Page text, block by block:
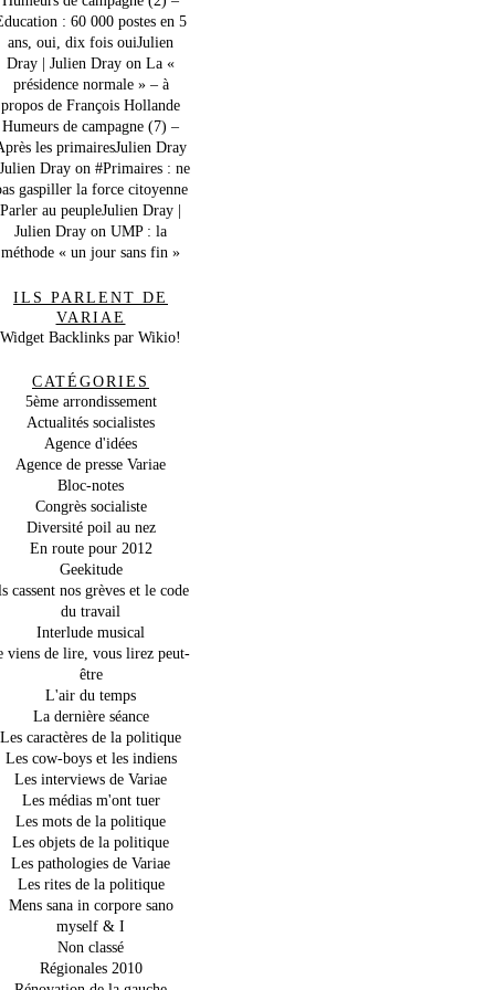
: 60 000 postes en 5
ans, oui, dix fois ouiJulien
Dray | Julien Dray on La «
présidence normale » – à
propos de François Hollande
Humeurs de campagne (7) –
les primairesJulien Dray
Dray on #Primaires : ne
gaspiller la force citoyenne
Parler au peupleJulien Dray |
Julien Dray on UMP : la
méthode « un jour sans fin »
ILS PARLENT DE
VARIAE
Widget Backlinks par Wikio!
CATÉGORIES
5ème arrondissement
Actualités socialistes
Agence d'idées
Agence de presse Variae
Bloc-notes
Congrès socialiste
Diversité poil au nez
En route pour 2012
Geekitude
cassent nos grèves et le code
du travail
Interlude musical
viens de lire, vous lirez peut-
être
L'air du temps
La dernière séance
Les caractères de la politique
Les cow-boys et les indiens
Les interviews de Variae
Les médias m'ont tuer
Les mots de la politique
Les objets de la politique
Les pathologies de Variae
Les rites de la politique
Mens sana in corpore sano
myself & I
Non classé
Régionales 2010